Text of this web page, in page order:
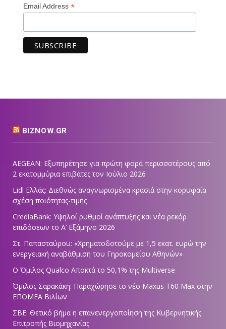
Email Address *
BIZNOW.GR
AEGEAN: Εξυπηρέτησε για πρώτη φορά περισσοτέρους από
2 εκατομμύρια επιβάτες τον Ιούλιο 2026
Lidl Ελλάς: Διεθνώς αναγνωρισμένα κρασιά στην κορυφαία
σχέση ποιότητας-τιμής
CrediaBank: Υψηλοί ρυθμοί ανάπτυξης και νέα ρεκόρ
επιδόσεων το Α’ Εξάμηνο 2026
Στ. Παπασταύρου: «Χρηματοδοτούμε με 1,5 εκατ. ευρώ την
ενεργειακή αναβάθμιση του Γηροκομείου Αθηνών»
Ο Όμιλος Qualco Αποκτά το 50,1% της Multiverse
Όμιλος Σαρακάκη: Παραχώρησε το νέο Maxus T60 Max στην
ΕΠΟΜΕΑ Βιλίων
ΣΒΕ: Θετικό βήμα η επανενεργοποίηση της Κυβερνητικής
Επιτροπής Βιομηχανίας